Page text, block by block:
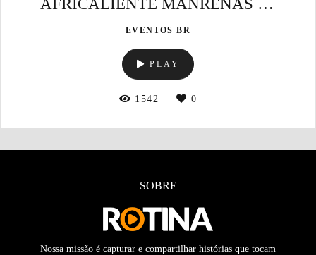
EVENTOS BR
PLAY
1542 0
SOBRE
Nossa missão é capturar e compartilhar histórias que tocam